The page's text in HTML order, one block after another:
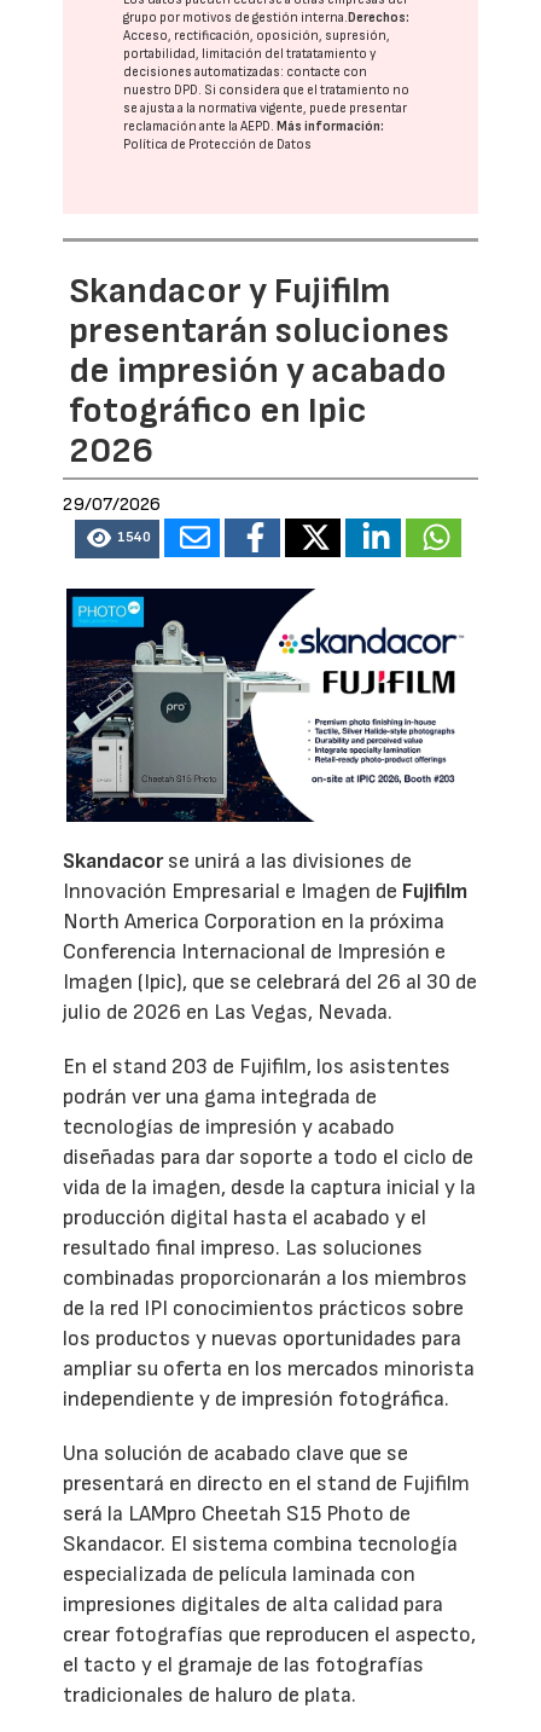
grupo por motivos de gestión interna.Derechos:
Acceso, rectificación, oposición, supresión,
portabilidad, limitación del tratatamiento y
decisiones automatizadas: contacte con
nuestro DPD. Si considera que el tratamiento no
se ajusta a la normativa vigente, puede presentar
reclamación ante laAEPD.Más información:
Política de Protección de Datos
Skandacor y Fujifilm
presentarán soluciones
de impresión y acabado
fotográfico en Ipic
2026
29/07/2026
1540
Skandacorse unirá a las divisiones de
Innovación Empresarial e Imagen de Fujifilm
North America Corporation en la próxima
Conferencia Internacional de Impresión e
Imagen (Ipic), que se celebrará del 26 al 30 de
julio de 2026 en Las Vegas, Nevada.
En el stand 203 de Fujifilm, los asistentes
podrán ver una gama integrada de
tecnologías de impresión y acabado
diseñadas para dar soporte a todo el ciclo de
vida de la imagen, desde la captura inicial y la
producción digital hasta el acabado y el
resultado final impreso. Las soluciones
combinadas proporcionarán a los miembros
de la red IPI conocimientos prácticos sobre
los productos y nuevas oportunidades para
ampliar su oferta en los mercados minorista
independiente y de impresión fotográfica.
Una solución de acabado clave que se
presentará en directo en el stand de Fujifilm
será la LAMpro Cheetah S15 Photo de
Skandacor. El sistema combina tecnología
especializada de película laminada con
impresiones digitales de alta calidad para
crear fotografías que reproducen el aspecto,
el tacto y el gramaje de las fotografías
tradicionales de haluro de plata.